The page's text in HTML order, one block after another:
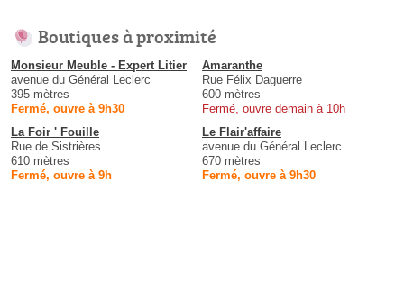
Boutiques à proximité
Monsieur Meuble - Expert Litier
avenue du Général Leclerc
395 mètres
Fermé, ouvre à 9h30
Amaranthe
Rue Félix Daguerre
600 mètres
Fermé, ouvre demain à 10h
La Foir ' Fouille
Rue de Sistrières
610 mètres
Fermé, ouvre à 9h
Le Flair'affaire
avenue du Général Leclerc
670 mètres
Fermé, ouvre à 9h30